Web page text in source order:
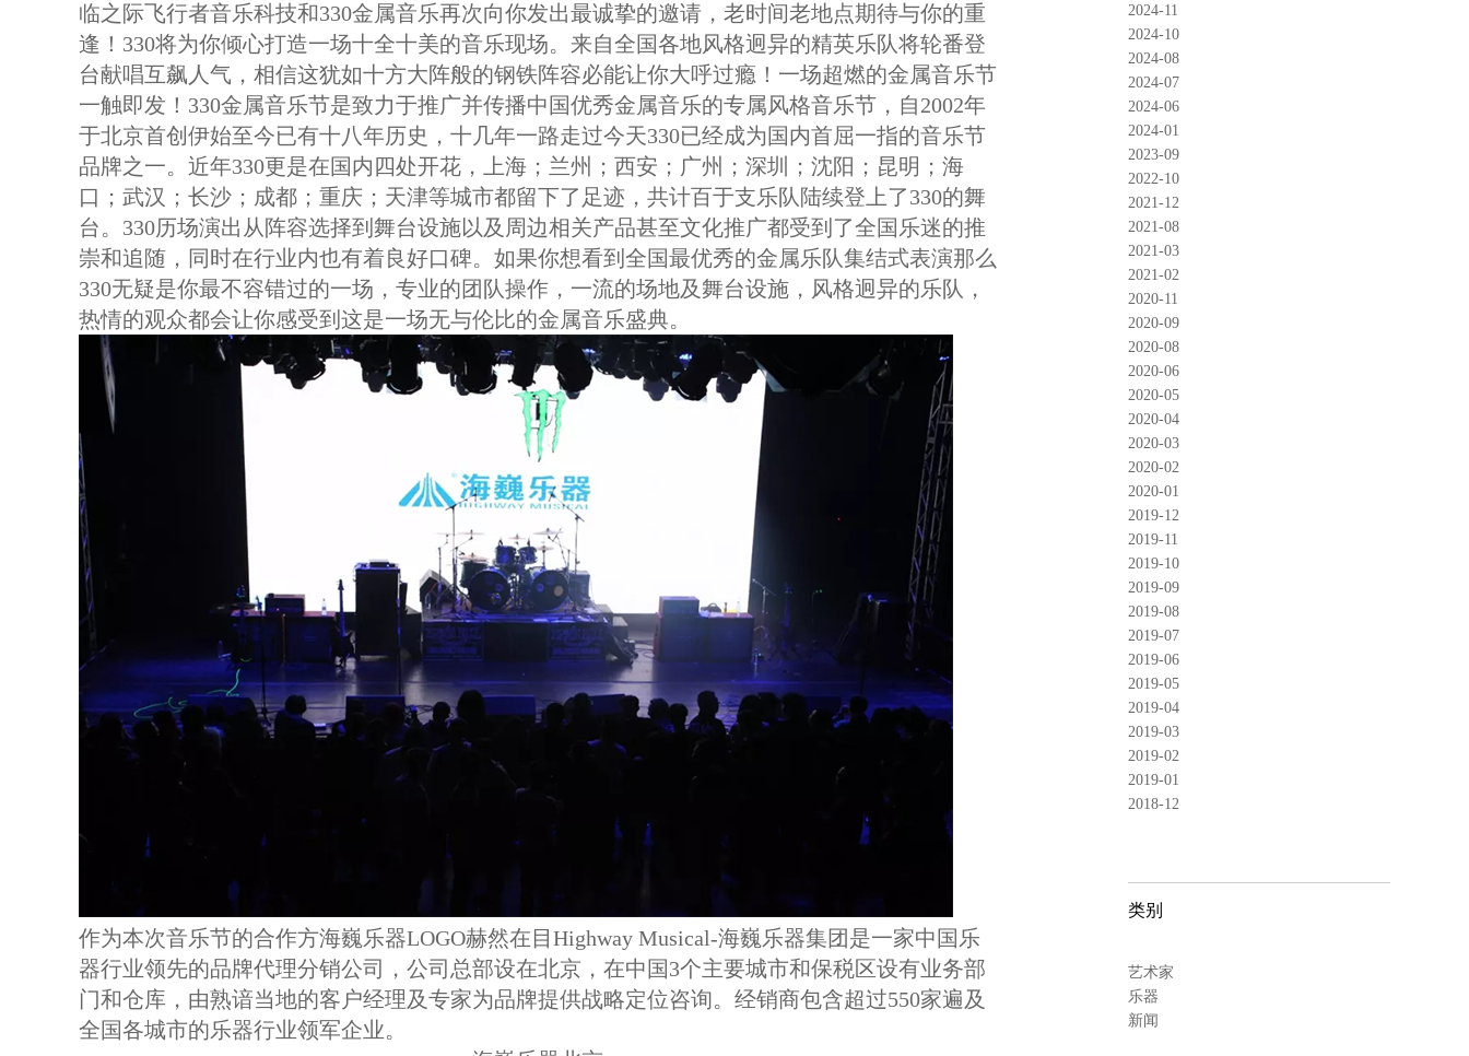
临之际飞行者音乐科技和330金属音乐再次向你发出最诚挚的邀请，老时间老地点期待与你的重
逢！330将为你倾心打造一场十全十美的音乐现场。来自全国各地风格迥异的精英乐队将轮番登
台献唱互飙人气，相信这犹如十方大阵般的钢铁阵容必能让你大呼过瘾！一场超燃的金属音乐节
一触即发！330金属音乐节是致力于推广并传播中国优秀金属音乐的专属风格音乐节，自2002年
于北京首创伊始至今已有十八年历史，十几年一路走过今天330已经成为国内首屈一指的音乐节
品牌之一。近年330更是在国内四处开花，上海；兰州；西安；广州；深圳；沈阳；昆明；海
口；武汉；长沙；成都；重庆；天津等城市都留下了足迹，共计百于支乐队陆续登上了330的舞
台。330历场演出从阵容选择到舞台设施以及周边相关产品甚至文化推广都受到了全国乐迷的推
崇和追随，同时在行业内也有着良好口碑。如果你想看到全国最优秀的金属乐队集结式表演那么
330无疑是你最不容错过的一场，专业的团队操作，一流的场地及舞台设施，风格迥异的乐队，
热情的观众都会让你感受到这是一场无与伦比的金属音乐盛典。
作为本次音乐节的合作方海巍乐器LOGO赫然在目 Highway Musical-海巍乐器集团是一家中国乐
器行业领先的品牌代理分销公司，公司总部设在北京，在中国3个主要城市和保税区设有业务部
门和仓库，由熟谙当地的客户经理及专家为品牌提供战略定位咨询。经销商包含超过550家遍及
全国各城市的乐器行业领军企业。
2024-11
2024-10
2024-08
2024-07
2024-06
2024-01
2023-09
2022-10
2021-12
2021-08
2021-03
2021-02
2020-11
2020-09
2020-08
2020-06
2020-05
2020-04
2020-03
2020-02
2020-01
2019-12
2019-11
2019-10
2019-09
2019-08
2019-07
2019-06
2019-05
2019-04
2019-03
2019-02
2019-01
2018-12
类别
艺术家
乐器
新闻